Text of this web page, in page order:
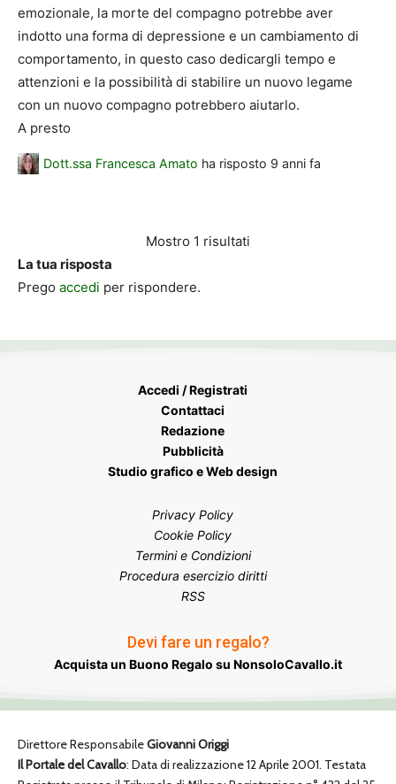
emozionale, la morte del compagno potrebbe aver
indotto una forma di depressione e un cambiamento di
comportamento, in questo caso dedicargli tempo e
attenzioni e la possibilità di stabilire un nuovo legame
con un nuovo compagno potrebbero aiutarlo.
A presto
Dott.ssa Francesca Amato ha risposto 9 anni fa
Mostro 1 risultati
La tua risposta
Prego accedi per rispondere.
Accedi / Registrati
Contattaci
Redazione
Pubblicità
Studio grafico e Web design
Privacy Policy
Cookie Policy
Termini e Condizioni
Procedura esercizio diritti
RSS
Devi fare un regalo?
Acquista un Buono Regalo su NonsoloCavallo.it
Direttore ResponsabileGiovanni Origgi
Il Portale del Cavallo: Data di realizzazione 12 Aprile 2001. Testata